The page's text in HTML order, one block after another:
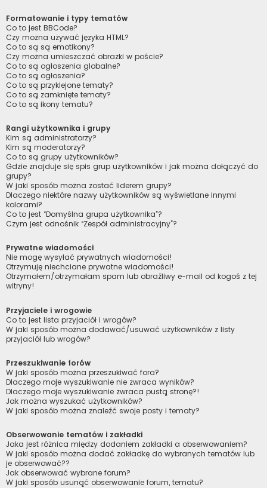
Formatowanie i typy tematów
Co to jest BBCode?
Czy można używać języka HTML?
Co to są są emotikony?
Czy można umieszczać obrazki w poście?
Co to są ogłoszenia globalne?
Co to są ogłoszenia?
Co to są przyklejone tematy?
Co to są zamknięte tematy?
Co to są ikony tematu?
Rangi użytkownika i grupy
Kim są administratorzy?
Kim są moderatorzy?
Co to są grupy użytkowników?
Gdzie znajduje się spis grup użytkowników i jak można dołączyć do
grupy?
W jaki sposób można zostać liderem grupy?
Dlaczego niektóre nazwy użytkowników są wyświetlane innymi
kolorami?
Co to jest “Domyślna grupa użytkownika”?
Czym jest odnośnik “Zespół administracyjny”?
Prywatne wiadomości
Nie mogę wysyłać prywatnych wiadomości!
Otrzymuję niechciane prywatne wiadomości!
Otrzymałem/otrzymałam spam lub obraźliwy e-mail od kogoś z tej
witryny!
Przyjaciele i wrogowie
Co to jest lista przyjaciół i wrogów?
W jaki sposób można dodawać/usuwać użytkowników z listy
przyjaciół lub wrogów?
Przeszukiwanie forów
W jaki sposób można przeszukiwać fora?
Dlaczego moje wyszukiwanie nie zwraca wyników?
Dlaczego moje wyszukiwanie zwraca pustą stronę?!
Jak można wyszukać użytkowników?
W jaki sposób można znaleźć swoje posty i tematy?
Obserwowanie tematów i zakładki
Jaka jest różnica między dodaniem zakładki a obserwowaniem?
W jaki sposób można dodać zakładkę do wybranych tematów lub
je obserwować??
Jak obserwować wybrane forum?
W jaki sposób usunąć obserwowanie forum, tematu?